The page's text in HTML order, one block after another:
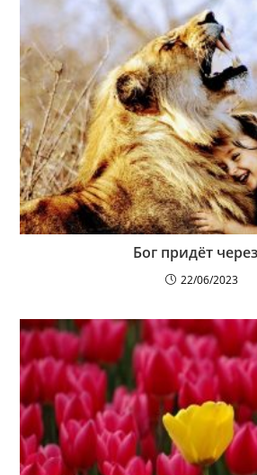
Бог придёт
22/06/2023